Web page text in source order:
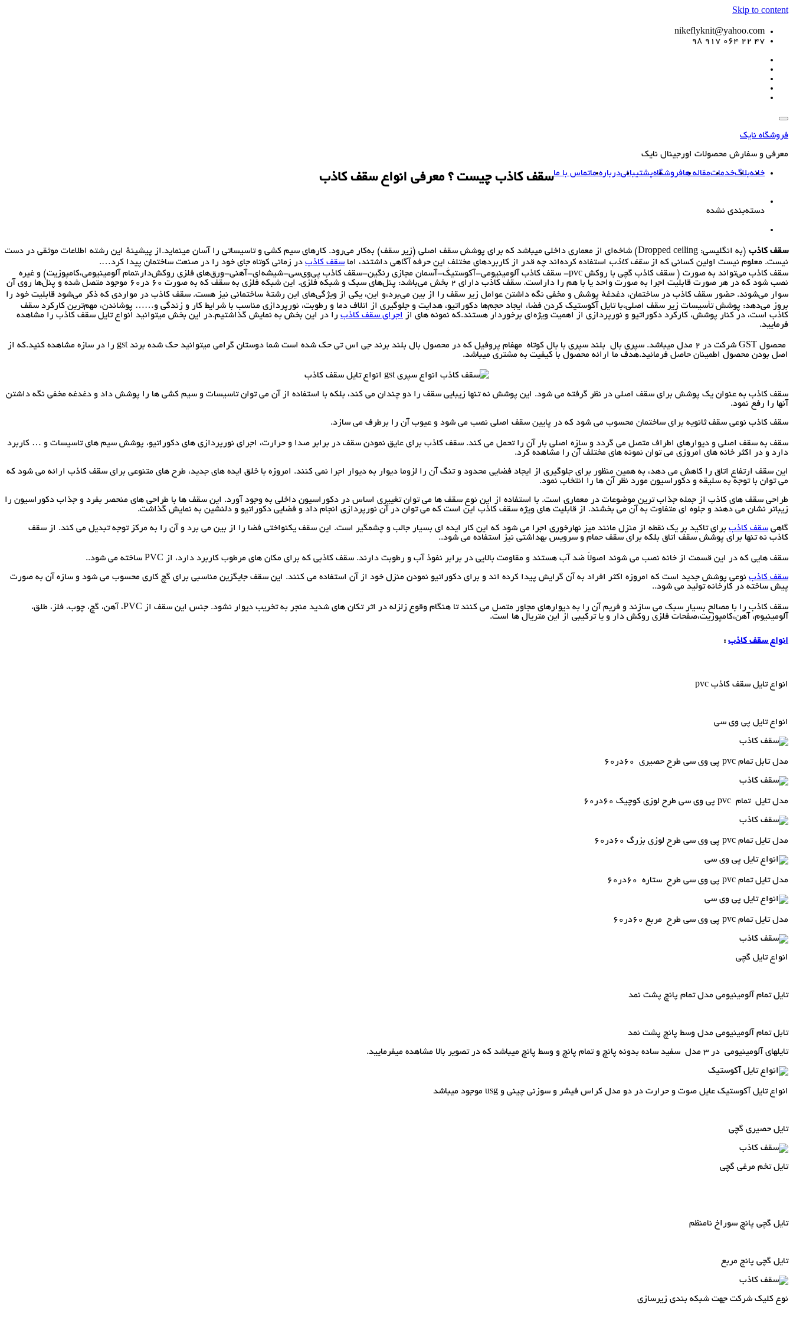
Skip to content
nikeflyknit@yahoo.com
47 22 064 917 98
فروشگاه نایک
معرفی و سفارش محصولات اورجینال نایک
خانهبلاگخدماتمقاله هافروشگاهپشتیبانیدرباره ماتماس با ماسقف کاذب چیست ؟ معرفی انواع سقف کاذب
دسته‌بندی نشده
سقف کاذب (به انگلیسی: Dropped ceiling) شاخه‌ای از معماری داخلی میباشد که برای پوشش سقف اصلی (زیر سقف) به‌کار می‌رود. کارهای سیم کشی و تاسیساتی را آسان مینماید.از پیشینهٔ این رشته اطلاعات موثقی در دست
نیست. معلوم نیست اولین کسانی که ازسقف کاذب استفاده کرده‌اند چه‌ قدر از کاربردهای مختلفِ این حرفه آگاهی داشتند، اما سقف کاذب در زمانی کوتاه جای خود را در صنعت ساختمان پیدا کرد….
سقف کاذب می‌تواند به‌ صورت ( سقف کاذب گچی با روکش pvc- سقف کاذب آلومینیومی-آکوستیک-آسمان مجازی رنگین-سقف کاذب پی‌وی‌سی-شیشه‌ای-آهنی-ورق‌های فلزی روکش‌دار،تمام آلومینیومی،کامپوزیت) و غیره
نصب شود که در هر صورت قابلیت اجرا به‌ صورت واحد یا با هم را داراست. سقف کاذب دارای 2 بخش می‌باشد: پنل‌های سبک و شبکه فلزی. این شبکه فلزی به سقف که به صورت 60 در60 موجود متصل شده و پنل‌ها روی آن
سوار می‌شوند. حضور سقف کاذب در ساختمان، دغدغهٔ پوشش و مخفی نگه داشتن عوامل زیر سقف را از بین می‌برد،و این، یکی از ویژگی‌های این رشتهٔ ساختمانی نیز هست. سقف کاذب در مواردی که ذکر می‌شود قابلیت خود را
بروز می‌دهد: پوشش تأسیسات زیر سقف اصلی،با تایل آکوستیک کردن فضا، ایجاد حجم‌ها دکوراتیو، هدایت و جلوگیری از اتلاف دما و رطوبت، نورپردازی مناسب با شرایط کار و زندگی و…… پوشاندن، مهم‌ترین کارکرد سقف
کاذب است، در کنار پوشش، کارکرد دکوراتیو و نورپردازی از اهمیت ویژه‌ای برخوردار هستند.که نمونه های از
اجرای سقف کاذب را در این بخش به نمایش گذاشتیم.در این بخش میتوانید انواع تایل سقف کاذب را مشاهده
فرمایید.
محصول GST شرکت در 2 مدل میباشد. سپری بال بلند سپری با بال کوتاه مهفام پروفیل که در محصول بال بلند برند جی اس تی حک شده است شما دوستان گرامی میتوانید‌ حک شده برند gst را در سازه مشاهده کنید.که از
اصل بودن محصول اطمینان حاصل فرمائید.هدف ما ارائه محصول با کیفیت به مشتری میباشد.
سقف کاذب به عنوان یک پوشش برای سقف اصلی در نظر گرفته می شود. این پوشش نه تنها زیبایی سقف را دو چندان می کند، بلکه با استفاده از آن می توان تاسیسات و سیم کشی ها را پوشش داد و دغدغه مخفی نگه داشتن
آنها را رفع نمود.
سقف کاذب نوعی سقف ثانویه برای ساختمان محسوب می شود که در پایین سقف اصلی نصب می شود و عیوب آن را برطرف می سازد.
سقف به سقف اصلی و دیوارهای اطراف متصل می گردد و سازه اصلی بار آن را تحمل می کند. سقف کاذب برای عایق نمودن سقف در برابر صدا و حرارت، اجرای نورپردازی های دکوراتیو، پوشش سیم های تاسیسات و … کاربرد
دارد و در اکثر خانه های امروزی می توان نمونه های مختلف آن را مشاهده کرد.
این سقف ارتفاع اتاق را کاهش می دهد، به همین منظور برای جلوگیری از ایجاد فضایی محدود و تنگ آن را لزوما دیوار به دیوار اجرا نمی کنند. امروزه با خلق ایده های جدید، طرح های متنوعی برای سقف کاذب ارائه می شود که
می توان با توجه به سلیقه و دکوراسیون مورد نظر آن ها را انتخاب نمود.
طراحی سقف های کاذب از جمله جذاب ترین موضوعات در معماری است. با استفاده از این نوع سقف ها می توان تغییری اساس در دکوراسیون داخلی به وجود آورد. این سقف ها با طراحی های منحصر بفرد و جذاب دکوراسیون را
زیباتر نشان می دهند و جلوه ای متفاوت به آن می بخشند. از قابلیت های ویژه سقف کاذب این است که می توان در آن نورپردازی انجام داد و فضایی دکوراتیو و دلنشین به نمایش گذاشت.
گاهی سقف کاذب برای تاکید بر یک نقطه از منزل مانند میز نهارخوری اجرا می شود که این کار ایده ای بسیار جالب و چشمگیر است. این سقف یکنواختی فضا را از بین می برد و آن را به مرکز توجه تبدیل می کند. از سقف
کاذب نه تنها برای پوشش سقف اتاق بلکه برای سقف حمام و سرویس بهداشتی نیز استفاده می شود..
سقف هایی که در این قسمت از خانه نصب می شوند اصولاً ضد آب هستند و مقاومت بالایی در برابر نفوذ آب و رطوبت دارند. سقف کاذبی که برای مکان های مرطوب کاربرد دارد، از PVC ساخته می شود..
سقف کاذب نوعی پوشش جدید است که امروزه اکثر افراد به آن گرایش پیدا کرده اند و برای دکوراتیو نمودن منزل خود از آن استفاده می کنند. این سقف جایگزین مناسبی برای گچ کاری محسوب می شود و سازه آن به صورت
پیش ساخته در کارخانه تولید می شود..
سقف کاذب را با مصالح بسیار سبک می سازند و فریم آن را به دیوارهای مجاور متصل می کنند تا هنگام وقوع زلزله در اثر تکان های شدید منجر به تخریب دیوار نشود. جنس این سقف از PVC، آهن، گچ، چوب، فلز، طلق،
آلومینیوم، آهن،کامپوزیت،صفحات فلزی روکش دار و یا ترکیبی از این متریال ها است.
انواع سقف کاذب :
انواع تایل سقف کاذب pvc
انواع تایل پی وی سی
مدل تابل تمام pvc پی وی سی طرح حصیری 60در60
مدل تایل تمام pvc پی وی سی طرح لوزی کوچیک 60در60
مدل تایل تمام pvc پی وی سی طرح لوزی بزرگ 60در60
مدل تایل تمام pvc پی وی سی طرح ستاره 60در60
مدل تایل تمام pvc پی وی سی طرح مربع 60در60
انواع تایل گچی
تایل تمام آلومینیومی مدل تمام پانچ پشت نمد
تابل تمام آلومینیومی مدل وسط پانچ پشت نمد
تایلهای آلومینیومی در 3 مدل سفید ساده بدونه پانچ و تمام پانچ و وسط پانچ میباشد که در تصویر بالا مشاهده میفرمایید.
انواع تایل آکوستیک عایل صوت و حرارت در دو مدل کراس فیشر و سوزنی چینی و usg موجود میباشد
تایل حصیری گچی
تایل تخم مرغی گچی
تایل گچی پانچ سوراخ نامنظم
تایل گچی پانج مربع
نوع کلیک شرکت جهت شبکه بندی زیرسازی